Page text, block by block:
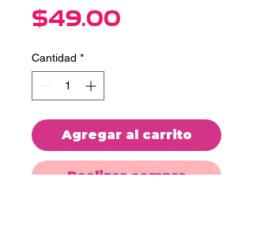
$49.00
Cantidad *
Agregar al carrito
Realizar compra